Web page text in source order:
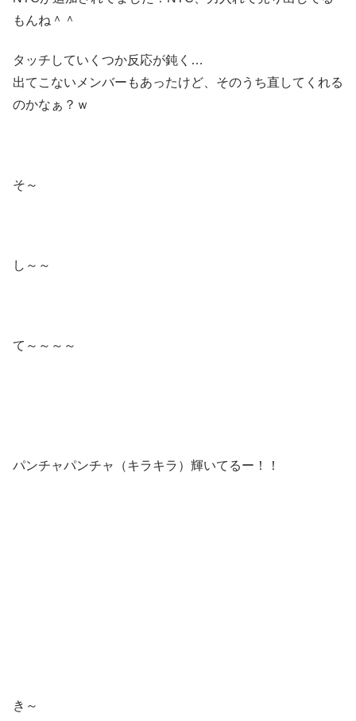
もんね＾＾
タッチしていくつか反応が鈍く…
出てこないメンバーもあったけど、そのうち直してくれる
のかなぁ？ｗ
そ～
し～～
て～～～～
パンチャパンチャ（キラキラ）輝いてるー！！
き～